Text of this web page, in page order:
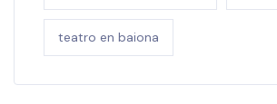
teatro en baiona